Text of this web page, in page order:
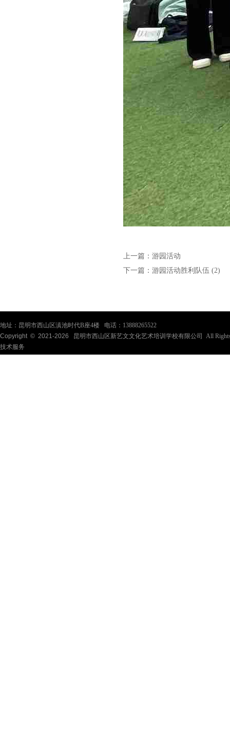
上一篇： 游园活动
下一篇： 游园活动胜利队伍 (2)
地址：昆明市西山区滇池时代B座4楼 电话：13888265522
Copyright © 2021-2026
昆明市西山区新艺文文化艺术培训学校有限公司 All
技术服务